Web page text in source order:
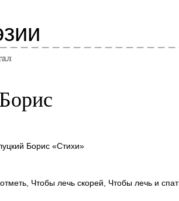
Борис «Стихи»
Чтобы лечь скорей, Чтобы лечь и